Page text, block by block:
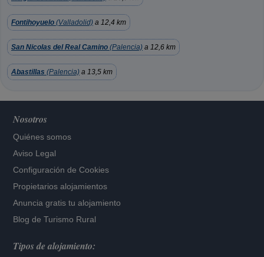
Fontihoyuelo (Valladolid) a 12,4 km
San Nicolas del Real Camino (Palencia) a 12,6 km
Abastillas (Palencia) a 13,5 km
Nosotros
Quiénes somos
Aviso Legal
Configuración de Cookies
Propietarios alojamientos
Anuncia gratis tu alojamiento
Blog de Turismo Rural
Tipos de alojamiento: